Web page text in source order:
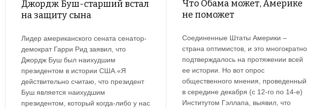
Джордж Буш-старший встал
на защиту сына
Лидер американского сената сенатор-
демократ Гарри Рид заявил, что
Джордж Буш был наихудшим
президентом в истории США.«Я
действительно считаю, что президент
Буш является наихудшим
президентом, который когда-либо у нас
Что Обама может, Америке
не поможет
Соединенные Штаты Америки –
страна оптимистов, и это многократно
подтверждалось на протяжении всей
ее истории. Но вот опрос
общественного мнения, проведенный
в середине декабря (с 12-го по 14-е)
Институтом Гэллапа, выявил, что